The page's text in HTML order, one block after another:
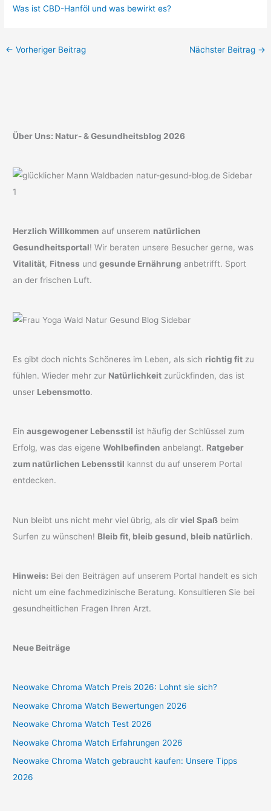
Was ist CBD-Hanföl und was bewirkt es?
← Vorheriger Beitrag Nächster Beitrag →
Über Uns: Natur- & Gesundheitsblog 2026
Herzlich Willkommen auf unserem natürlichen
Gesundheitsportal! Wir beraten unsere Besucher gerne, was
Vitalität, Fitness undgesunde Ernährung anbetrifft. Sport
an der frischen Luft.
Es gibt doch nichts Schöneres im Leben, als sich richtig fit zu
fühlen. Wieder mehr zur Natürlichkeit zurückfinden, das ist
unser Lebensmotto.
Einausgewogener Lebensstil ist häufig der Schlüssel zum
Erfolg, was das eigeneWohlbefinden anbelangt. Ratgeber
zum natürlichen Lebensstil kannst du auf unserem Portal
entdecken.
Nun bleibt uns nicht mehr viel übrig, als dirviel Spaß beim
Surfen zu wünschen! Bleib fit, bleib gesund, bleib natürlich.
Hinweis: Bei den Beiträgen auf unserem Portal handelt es sich
nicht um eine fachmedizinische Beratung. Konsultieren Sie bei
gesundheitlichen Fragen Ihren Arzt.
Neue Beiträge
Neowake Chroma Watch Preis 2026: Lohnt sie sich?
Neowake Chroma Watch Bewertungen 2026
Neowake Chroma Watch Test 2026
Neowake Chroma Watch Erfahrungen 2026
Neowake Chroma Watch gebraucht kaufen: Unsere Tipps
2026